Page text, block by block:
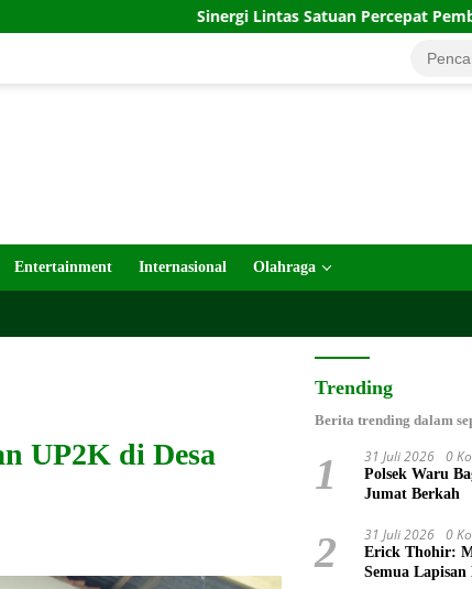
Sinergi Lintas Satuan Percepat Pembangunan Tugu
Entertainment Internasional Olahraga
UP2K di Desa
Trending
Berita trending dalam
1 31 Juli 2026 0
Polsek Waru
Jumat Berkah
2 31 Juli 2026 0
Erick Thohir:
Semua